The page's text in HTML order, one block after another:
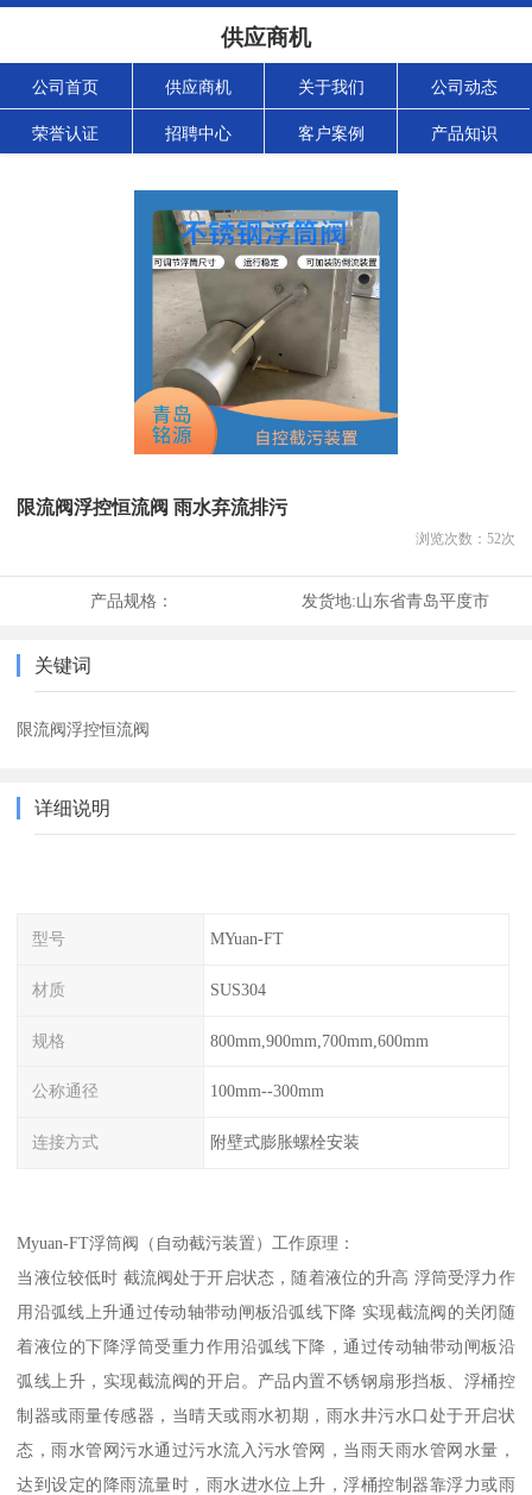
供应商机
公司首页 供应商机 关于我们 公司动态
荣誉认证 招聘中心 客户案例 产品知识
限流阀浮控恒流阀 雨水弃流排污
浏览次数： 52次
产品规格： 发货地:山东省青岛平度市
关键词
限流阀浮控恒流阀
详细说明
型号 MYuan-FT
材质 SUS304
规格 800mm,900mm,700mm,600mm
公称通径 100mm--300mm
连接方式 附壁式膨胀螺栓安装
Myuan-FT浮筒阀（自动截污装置）工作原理：
当液位较低时 截流阀处于开启状态，随着液位的升高 浮筒受浮力作
用沿弧线上升通过传动轴带动闸板沿弧线下降 实现截流阀的关闭随
着液位的下降浮筒受重力作用沿弧线下降，通过传动轴带动闸板沿
弧线上升，实现截流阀的开启。产品内置不锈钢扇形挡板、浮桶控
制器或雨量传感器，当晴天或雨水初期，雨水井污水口处于开启状
态，雨水管网污水通过污水流入污水管网，当雨天雨水管网水量，
达到设定的降雨流量时，雨水进水位上升，浮桶控制器靠浮力或雨